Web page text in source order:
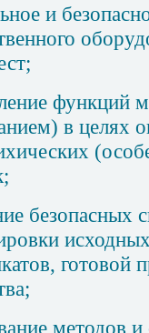
и
функций
в целях
безопасных
готовой
методов